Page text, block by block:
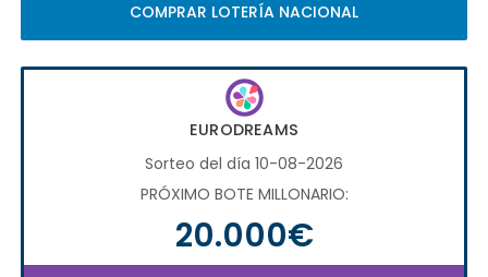
COMPRAR LOTERÍA NACIONAL
EURODREAMS
Sorteo del día 10-08-2026
PRÓXIMO BOTE MILLONARIO:
20.000€